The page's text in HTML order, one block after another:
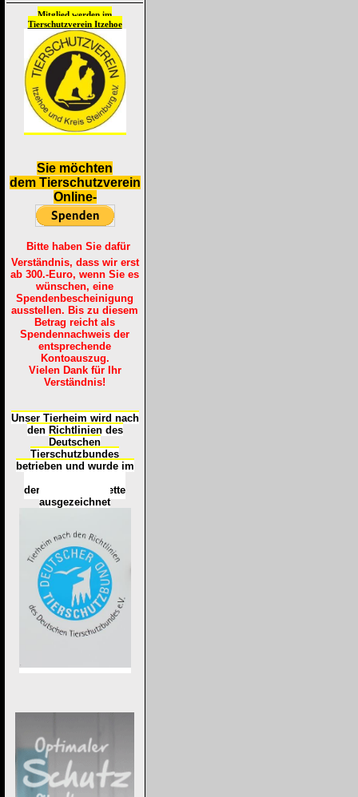
Mitglied werden im
Tierschutzverein Itzehoe
Sie möchten
dem Tierschutzverein
Online-
Bitte haben Sie dafür
Verständnis, dass wir erst
ab 300.-Euro, wenn Sie es
wünschen, eine
Spendenbescheinigung
ausstellen. Bis zu diesem
Betrag reicht als
Spendennachweis der
entsprechende
Kontoauszug.
Vielen Dank für Ihr
Verständnis!
Unser Tierheim wird nach
den Richtlinien des
Deutschen
Tierschutzbundes
betrieben und wurde im
der
Tierheimplakette
ausgezeichnet